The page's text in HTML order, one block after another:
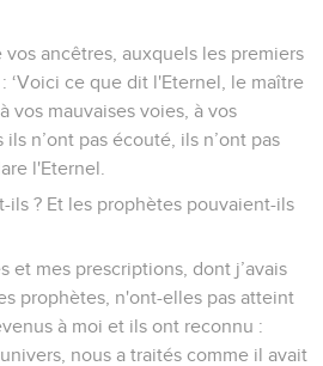
vos ancêtres, auxquels les premiers
‘Voici ce que dit l'Eternel, le maître
vos mauvaises voies, à vos
ils n’ont pas écouté, ils n’ont pas
l'Eternel.
ils ? Et les prophètes pouvaient-ils
et mes prescriptions, dont j’avais
prophètes, n'ont-elles pas atteint
à moi et ils ont reconnu :
nous a traités comme il avait